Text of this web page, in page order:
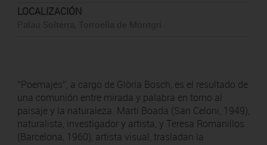
LOCALIZACIÓN
“Poemajes”, a cargo de Glòria Bosch, es el resultado de
una comunión entre mirada y palabra en torno al
paisaje y la naturaleza. Martí Boada (San Celoni, 1949),
naturalista, investigador y artista, y Teresa Romanillos
(Barcelona, 1960), artista visual, trasladan la